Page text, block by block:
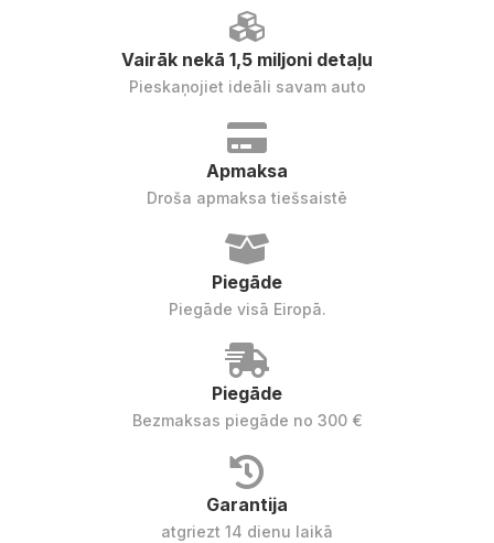
Vairāk nekā 1,5 miljoni detaļu
Pieskaņojiet ideāli savam auto
Apmaksa
Droša apmaksa tiešsaistē
Piegāde
Piegāde visā Eiropā.
Piegāde
Bezmaksas piegāde no 300 €
Garantija
atgriezt 14 dienu laikā